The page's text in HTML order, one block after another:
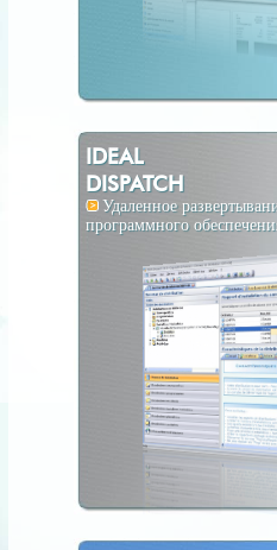
IDEAL
DISPATCH
Удаленное
программного